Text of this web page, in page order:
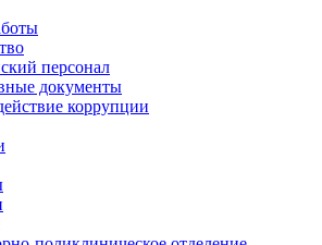
персонал
документы
коррупции